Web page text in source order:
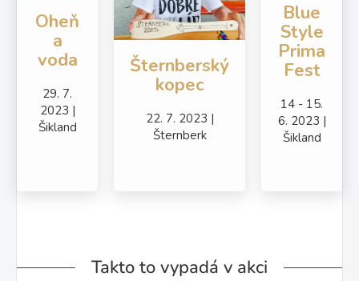
Oheň
a
voda
29. 7.
2023 |
Šikland
Šternberský
kopec
22. 7. 2023 |
Šternberk
Blue
Style
Prima
Fest
14 - 15.
6. 2023 |
Šikland
Takto to vypadá v akci